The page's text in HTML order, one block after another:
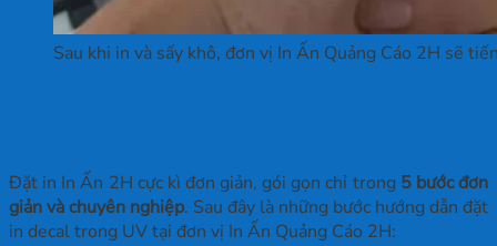
Sau khi in và sấy khô, đơn vị In Ấn Quảng Cáo 2H sẽ
Đặt in In Ấn 2H cực kì đơn giản, gói gọn chỉ trong 5 bước đơn
giản và chuyên nghiệp. Sau đây là những bước hướng dẫn đặt
in decal trong UV tại đơn vị In Ấn Quảng Cáo 2H: